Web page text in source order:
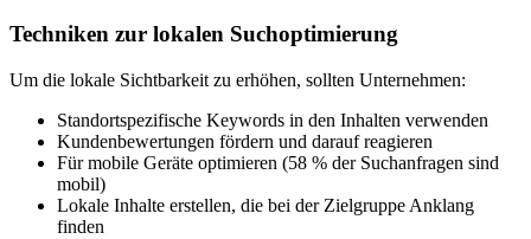
Techniken zur lokalen Suchoptimierung
Um die lokale Sichtbarkeit zu erhöhen, sollten Unternehmen:
Standortspezifische Keywords in den Inhalten verwenden
Kundenbewertungen fördern und darauf reagieren
Für mobile Geräte optimieren (58 % der Suchanfragen sind
mobil)
Lokale Inhalte erstellen, die bei der Zielgruppe Anklang
finden